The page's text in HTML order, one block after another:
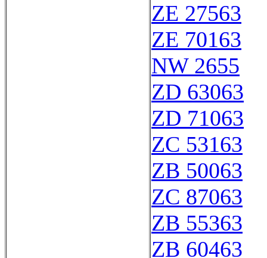
ZE 27563
ZE 70163
NW 2655
ZD 63063
ZD 71063
ZC 53163
ZB 50063
ZC 87063
ZB 55363
ZB 60463